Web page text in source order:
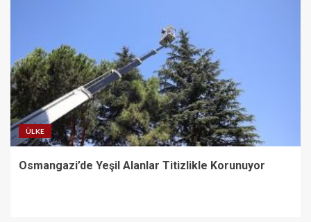
ÜLKE
Osmangazi’de Yeşil Alanlar Titizlikle Korunuyor